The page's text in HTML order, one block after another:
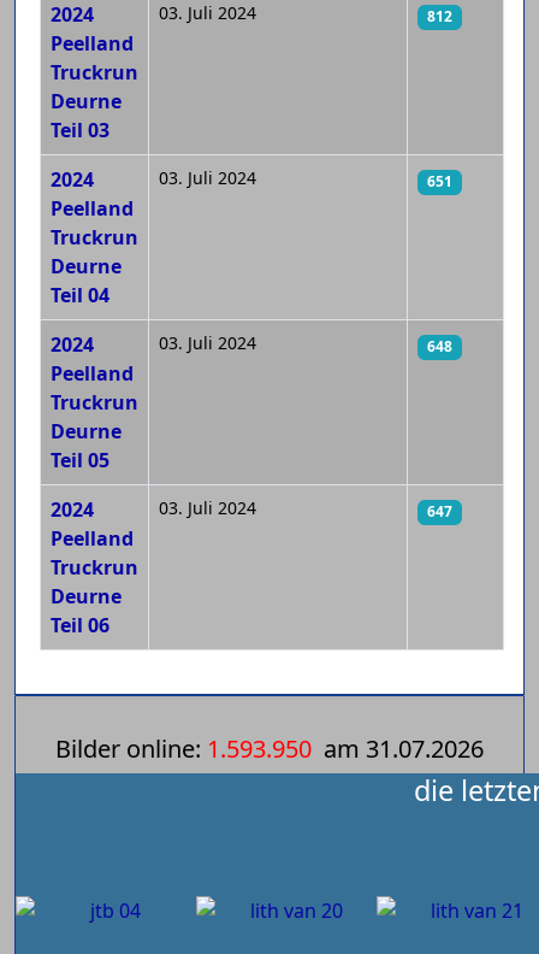
2024
Peelland
Truckrun
Deurne
Teil 03
03. Juli 2024 812
2024
Peelland
Truckrun
Deurne
Teil 04
03. Juli 2024 651
2024
Peelland
Truckrun
Deurne
Teil 05
03. Juli 2024 648
2024
Peelland
Truckrun
Deurne
Teil 06
03. Juli 2024 647
Bilder online: 1.593.950 am 31.07.2026
die